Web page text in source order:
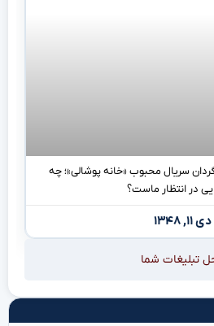
سریال محبوب «خانه پوشالی»؛ چه
در انتظار ماست؟
دی ۱۱, ۱۳۴۸
تبلیغات شما